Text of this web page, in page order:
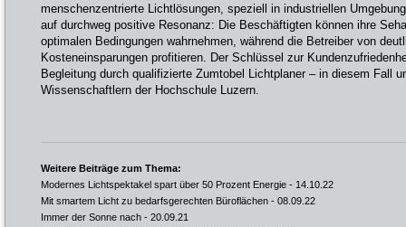
menschenzentrierte Lichtlösungen, speziell in industriellen
auf durchweg positive Resonanz: Die Beschäftigten können ihre
optimalen Bedingungen wahrnehmen, während die Betreiber von
Kosteneinsparungen profitieren. Der Schlüssel zur
Begleitung durch qualifizierte Zumtobel Lichtplaner – in diesem Fall
Wissenschaftlern der Hochschule Luzern.
Weitere Beiträge zum Thema:
Modernes Lichtspektakel spart über 50 Prozent Energie - 14.10.22
Mit smartem Licht zu bedarfsgerechten Büroflächen - 08.09.22
Immer der Sonne nach - 20.09.21